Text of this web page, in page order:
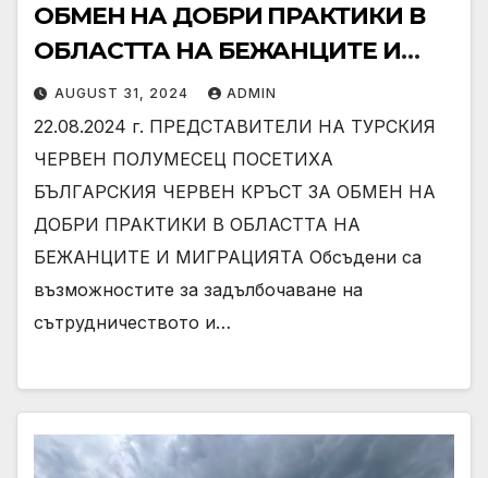
ОБМЕН НА ДОБРИ ПРАКТИКИ В
ОБЛАСТТА НА БЕЖАНЦИТЕ И
МИГРАЦИЯТА
AUGUST 31, 2024 ADMIN
22.08.2024 г. ПРЕДСТАВИТЕЛИ НА ТУРСКИЯ
ЧЕРВЕН ПОЛУМЕСЕЦ ПОСЕТИХА
БЪЛГАРСКИЯ ЧЕРВЕН КРЪСТ ЗА ОБМЕН НА
ДОБРИ ПРАКТИКИ В ОБЛАСТТА НА
БЕЖАНЦИТЕ И МИГРАЦИЯТА Обсъдени са
възможностите за задълбочаване на
сътрудничеството и…